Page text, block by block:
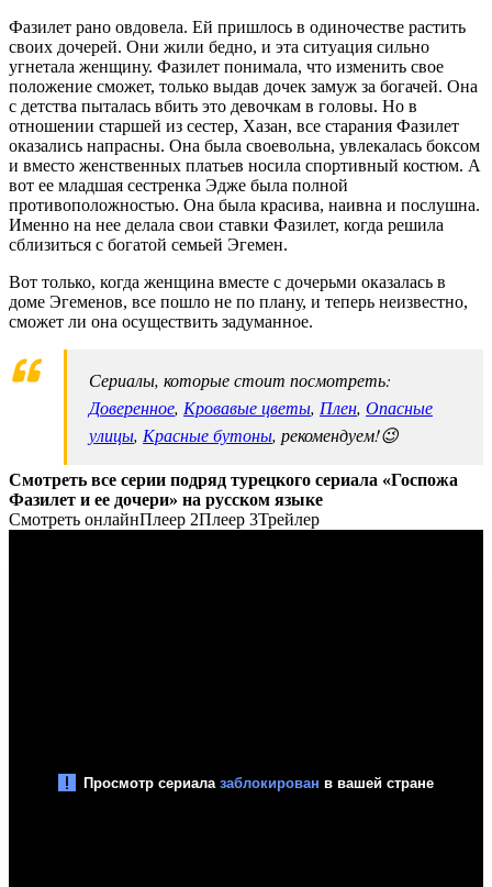
Фазилет рано овдовела. Ей пришлось в одиночестве растить
своих дочерей. Они жили бедно, и эта ситуация сильно
угнетала женщину. Фазилет понимала, что изменить свое
положение сможет, только выдав дочек замуж за богачей. Она
с детства пыталась вбить это девочкам в головы. Но в
отношении старшей из сестер, Хазан, все старания Фазилет
оказались напрасны. Она была своевольна, увлекалась боксом
и вместо женственных платьев носила спортивный костюм. А
вот ее младшая сестренка Эдже была полной
противоположностью. Она была красива, наивна и послушна.
Именно на нее делала свои ставки Фазилет, когда решила
сблизиться с богатой семьей Эгемен.
Вот только, когда женщина вместе с дочерьми оказалась в
доме Эгеменов, все пошло не по плану, и теперь неизвестно,
сможет ли она осуществить задуманное.
Сериалы, которые стоит посмотреть:
Доверенное, Кровавые цветы, Плен, Опасные
улицы, Красные бутоны, рекомендуем!😉
Смотреть все серии подряд турецкого сериала «Госпожа
Фазилет и ее дочери» на русском языке
Смотреть онлайнПлеер 2Плеер 3Трейлер